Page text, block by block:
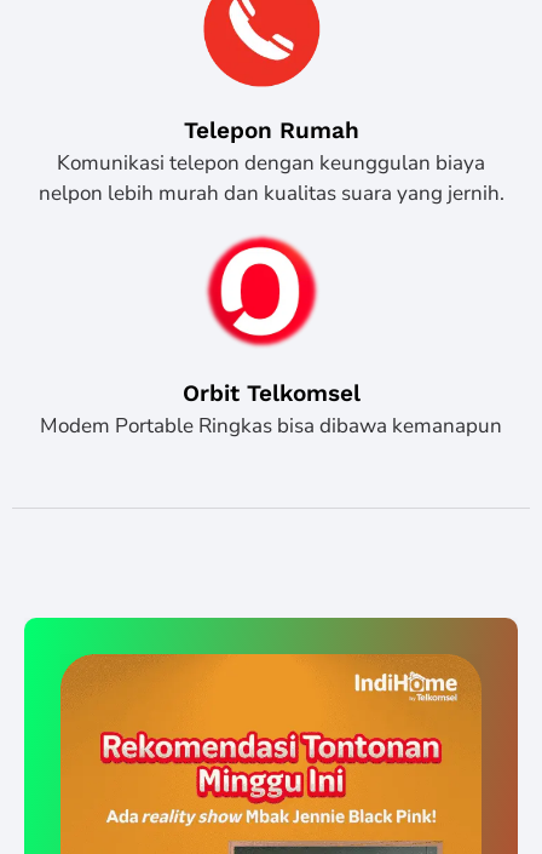
Telepon Rumah
Komunikasi telepon dengan keunggulan biaya
nelpon lebih murah dan kualitas suara yang jernih.
Orbit Telkomsel
Modem Portable Ringkas bisa dibawa kemanapun